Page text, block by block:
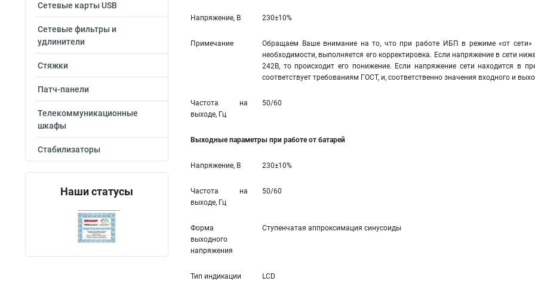
Сетевые карты USB
Сетевые фильтры и
удлинители
Стяжки
Патч-панели
Телекоммуникационные
шкафы
Стабилизаторы
Наши статусы
Напряжение, В 230±10%
Примечание
Обращаем Ваше внимание на то, что при работе ИБП в режиме «от сети»
необходимости, выполняется его корректировка. Если напряжение в сети
242В, то происходит его понижение. Если напряжение сети находится в
соответствует требованиям ГОСТ, и, соответственно значения входного и
Частота на
выходе, Гц
50/60
Выходные параметры при работе от батарей
Напряжение, В 230±10%
Частота на
выходе, Гц
50/60
Форма
выходного
напряжения
Ступенчатая аппроксимация синусоиды
Тип индикации LCD